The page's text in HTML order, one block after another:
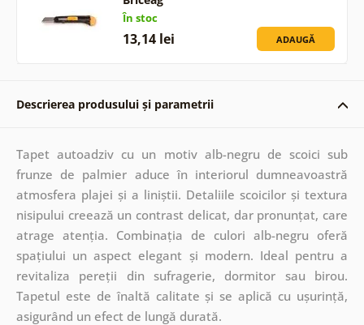
În stoc
13,14 lei ADAUGĂ
Descrierea produsului și parametrii
Tapet autoadziv cu un motiv alb-negru de scoici sub
frunze de palmier aduce în interiorul dumneavoastră
atmosfera plajei și a liniștii. Detaliile scoicilor și textura
nisipului creează un contrast delicat, dar pronunțat, care
atrage atenția. Combinația de culori alb-negru oferă
spațiului un aspect elegant și modern. Ideal pentru a
revitaliza pereții din sufragerie, dormitor sau birou.
Tapetul este de înaltă calitate și se aplică cu ușurință,
asigurând un efect de lungă durată.